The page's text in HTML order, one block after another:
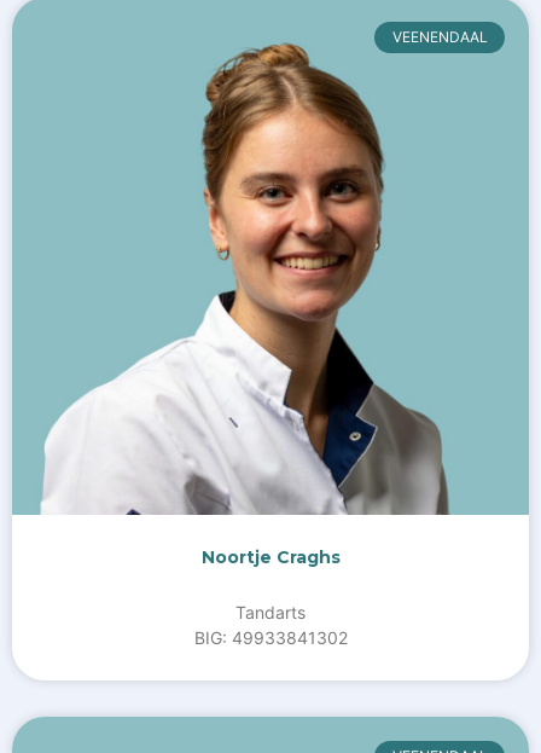
VEENENDAAL
Noortje Craghs
Tandarts
BIG: 49933841302